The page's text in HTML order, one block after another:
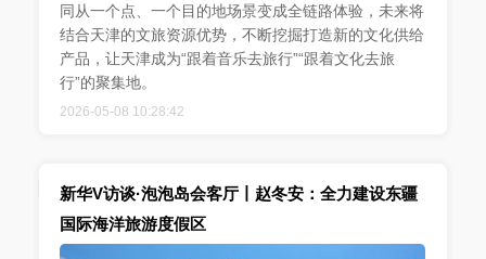
同从一个点、一个目的地场景变成全链路体验，未来将
结合天津的文旅资源优势，不断挖掘打造新的文化供给
产品，让天津成为“跟着音乐去旅行”“跟着文化去旅
行”的聚集地。
2026-05-08 10:28:42
新华V访谈·泡泡岛会客厅丨赵冬安：全力建设东疆
国际海洋旅游度假区